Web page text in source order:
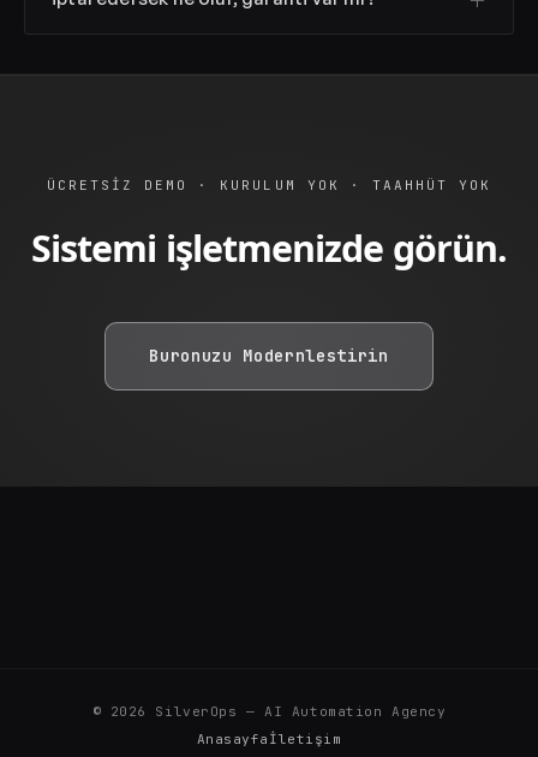
ÜCRETSIZ DEMO · KURULUM YOK · TAAHHÜT YOK
Sistemi işletmenizde görün.
Buronuzu Modernlestirin
© 2026
SilverOps — AI Automation Agency
Anasayfa İletişim